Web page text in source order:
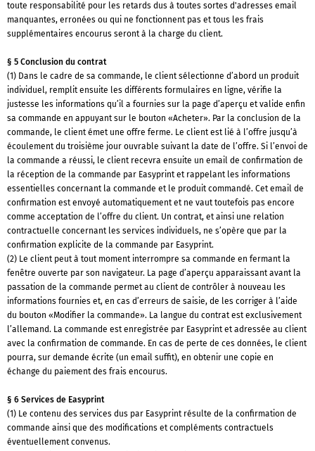
toute responsabilité pour les retards dus à toutes sortes d'adresses email
manquantes, erronées ou qui ne fonctionnent pas et tous les frais
supplémentaires encourus seront à la charge du client.
§ 5 Conclusion du contrat
(1) Dans le cadre de sa commande, le client sélectionne d’abord un produit
individuel, remplit ensuite les différents formulaires en ligne, vérifie la
justesse les informations qu’il a fournies sur la page d’aperçu et valide enfin
sa commande en appuyant sur le bouton «Acheter». Par la conclusion de la
commande, le client émet une offre ferme. Le client est lié à l’offre jusqu’à
écoulement du troisième jour ouvrable suivant la date de l’offre. Si l’envoi de
la commande a réussi, le client recevra ensuite un email de confirmation de
la réception de la commande par Easyprint et rappelant les informations
essentielles concernant la commande et le produit commandé. Cet email de
confirmation est envoyé automatiquement et ne vaut toutefois pas encore
comme acceptation de l’offre du client. Un contrat, et ainsi une relation
contractuelle concernant les services individuels, ne s’opère que par la
confirmation explicite de la commande par Easyprint.
(2) Le client peut à tout moment interrompre sa commande en fermant la
fenêtre ouverte par son navigateur. La page d’aperçu apparaissant avant la
passation de la commande permet au client de contrôler à nouveau les
informations fournies et, en cas d’erreurs de saisie, de les corriger à l’aide
du bouton «Modifier la commande». La langue du contrat est exclusivement
l’allemand. La commande est enregistrée par Easyprint et adressée au client
avec la confirmation de commande. En cas de perte de ces données, le client
pourra, sur demande écrite (un email suffit), en obtenir une copie en
échange du paiement des frais encourus.
§ 6 Services de Easyprint
(1) Le contenu des services dus par Easyprint résulte de la confirmation de
commande ainsi que des modifications et compléments contractuels
éventuellement convenus.